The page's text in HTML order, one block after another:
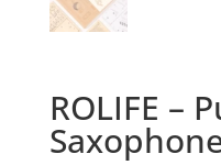
ROLIFE –